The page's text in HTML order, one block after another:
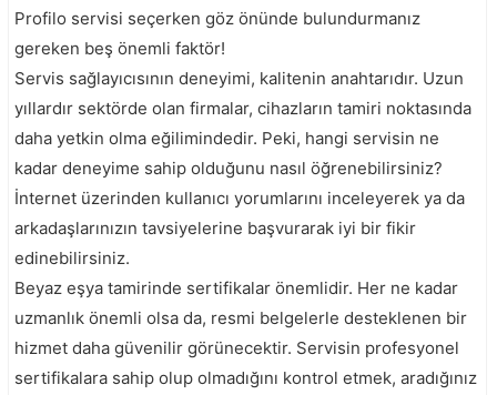
Profilo servisi seçerken göz önünde bulundurmanız
gereken beş önemli faktör!
Servis sağlayıcısının deneyimi, kalitenin anahtarıdır. Uzun
yıllardır sektörde olan firmalar, cihazların tamiri noktasında
daha yetkin olma eğilimindedir. Peki, hangi servisin ne
kadar deneyime sahip olduğunu nasıl öğrenebilirsiniz?
İnternet üzerinden kullanıcı yorumlarını inceleyerek ya da
arkadaşlarınızın tavsiyelerine başvurarak iyi bir fikir
edinebilirsiniz.
Beyaz eşya tamirinde sertifikalar önemlidir. Her ne kadar
uzmanlık önemli olsa da, resmi belgelerle desteklenen bir
hizmet daha güvenilir görünecektir. Servisin profesyonel
sertifikalara sahip olup olmadığını kontrol etmek, aradığınız